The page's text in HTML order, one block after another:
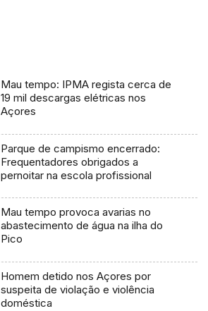
Mau tempo: IPMA regista cerca de
19 mil descargas elétricas nos
Açores
Parque de campismo encerrado:
Frequentadores obrigados a
pernoitar na escola profissional
Mau tempo provoca avarias no
abastecimento de água na ilha do
Pico
Homem detido nos Açores por
suspeita de violação e violência
doméstica